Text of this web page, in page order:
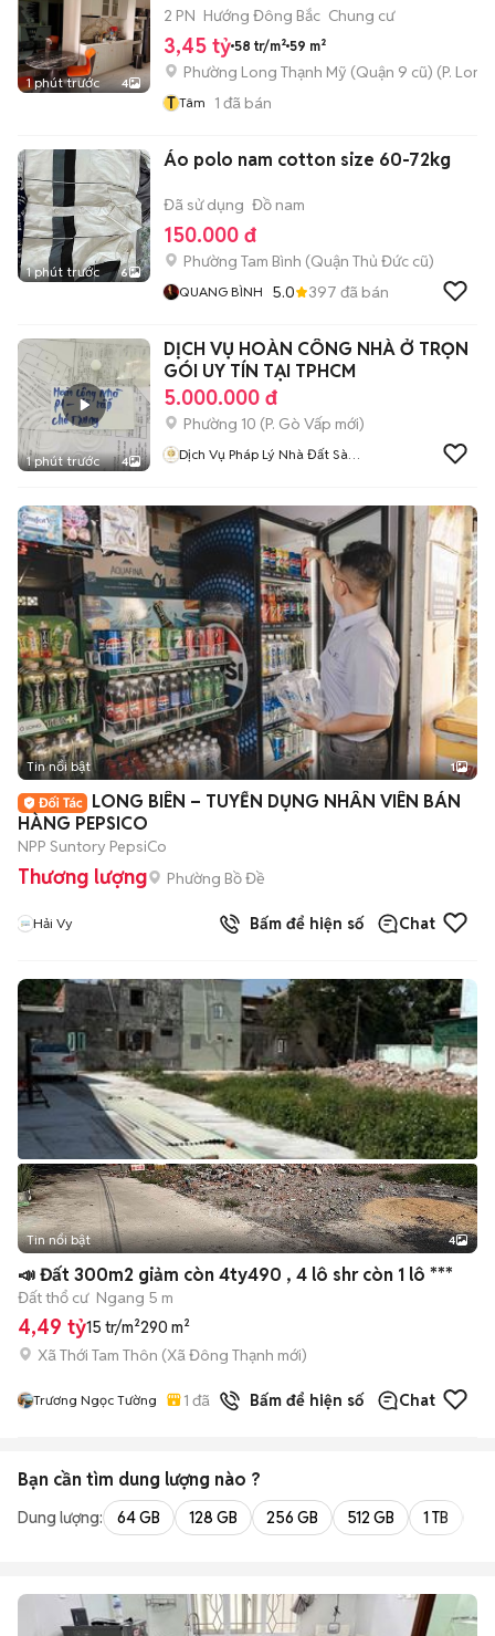
1 phút trước 4
2 PN Hướng Đông Bắc Chung cư
3,45 tỷ 58 tr/m² 59 m²
Phường Long Thạnh Mỹ (Quận 9 cũ) (P.
T Tâm 1 đã bán
1 phút trước 6
Áo polo nam cotton size 60-72kg
Đã sử dụng Đồ nam
150.000 đ
Phường Tam Bình (Quận Thủ Đức cũ)
QUANG BÌNH 5.0 397 đã bán
1 phút trước 4
DỊCH VỤ HOÀN CÔNG NHÀ Ở TRỌN
GÓI UY TÍN TẠI TPHCM
5.000.000 đ
Phường 10 (P. Gò Vấp mới)
Dịch Vụ Pháp Lý Nhà Đất Sài
Tin nổi bật 1
LONG BIÊN – TUYỂN DỤNG NHÂN VIÊN BÁN
HÀNG PEPSICO
NPP Suntory PepsiCo
Thương lượng Phường Bồ Đề
Hải Vy Bấm để hiện số Chat
Tin nổi bật 4
📣 Đất 300m2 giảm còn 4ty490 , 4 lô shr còn 1 lô ***
Đất thổ cư Ngang 5 m
4,49 tỷ15 tr/m²290 m²
Xã Thới Tam Thôn (Xã Đông Thạnh mới)
Trương Ngọc Tường 1 đã bán Bấm để hiện số Chat
Bạn cần tìm dung lượng nào ?
Dung lượng: 64 GB 128 GB 256 GB 512 GB 1 TB